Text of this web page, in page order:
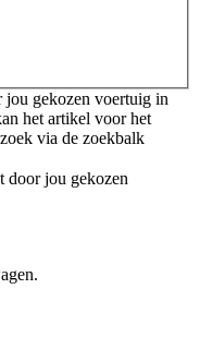
gekozen voertuig in
het artikel voor het
via de zoekbalk
door jou gekozen